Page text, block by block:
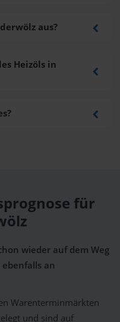
aus?
Heizöls in
für
wieder auf dem Weg
an
Warenterminmärkten
und sind auf